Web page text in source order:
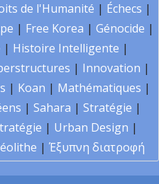
de l'Humanité | Échecs |
| Free Korea | Génocide |
| Histoire Intelligente |
| Innovation |
| Koan | Mathématiques |
| Sahara | Stratégie |
| Urban Design |
| Έξυπνη διατροφή